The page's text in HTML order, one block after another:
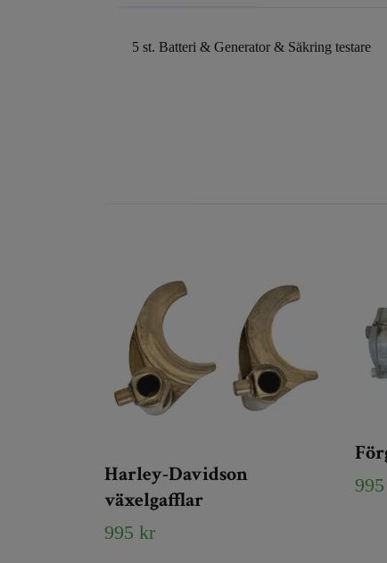
5 st. Batteri & Generator & Säkring testare
Harley-Davidson
växelgafflar
995 kr